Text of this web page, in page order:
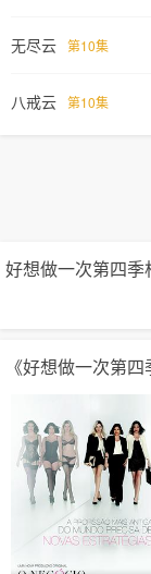
无尽云 第10集
八戒云 第10集
好想做一次第四季
《好想做一次第